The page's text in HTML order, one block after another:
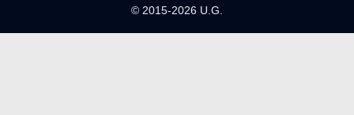
© 2015-2026 U.G.